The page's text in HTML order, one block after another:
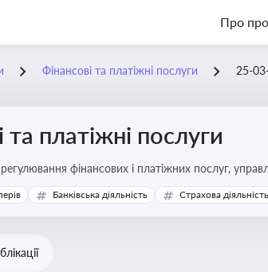
Про
Фінансові та платіжні послуги 25-
та платіжні послуги
Про
Банківська діяльність Страхова діяльність